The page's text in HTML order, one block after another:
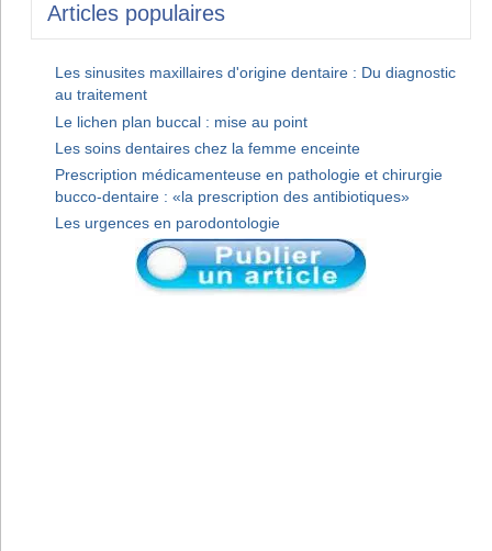
Articles populaires
Les sinusites maxillaires d'origine dentaire : Du diagnostic
au traitement
Le lichen plan buccal : mise au point
Les soins dentaires chez la femme enceinte
Prescription médicamenteuse en pathologie et chirurgie
bucco-dentaire : «la prescription des antibiotiques»
Les urgences en parodontologie